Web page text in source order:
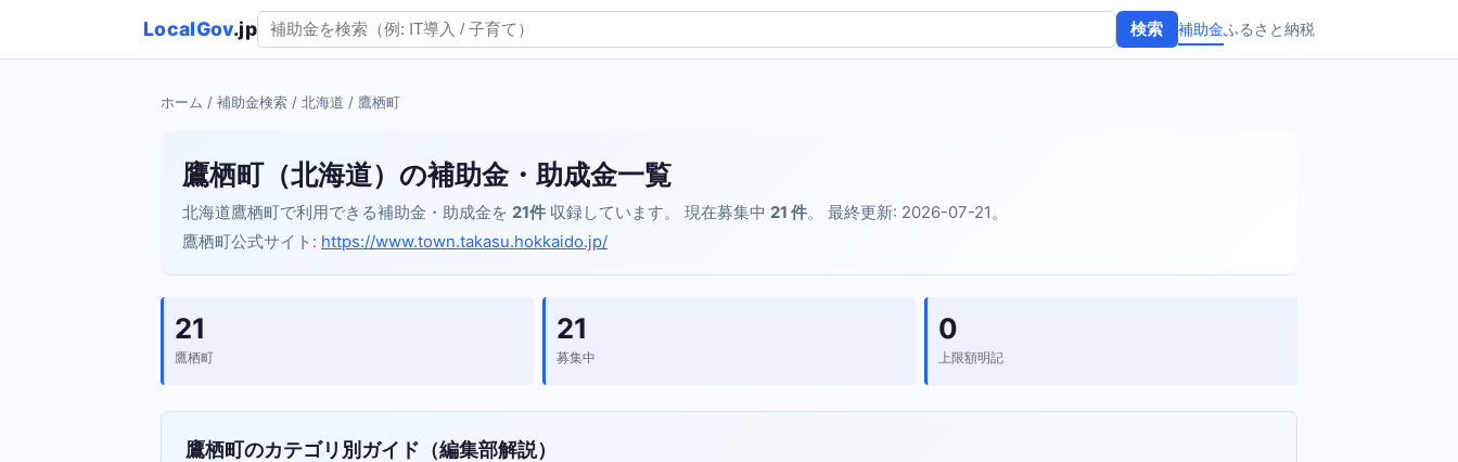
LocalGov.jp 検索 補助金ふるさと納税
ホーム / 補助金検索 / 北海道 / 鷹栖町
鷹栖町（北海道）の補助金・助成金一覧
北海道鷹栖町で利用できる補助金・助成金を 21件 収録しています。 現在募集中 21 件。 最終更新: 2026-07-21。
鷹栖町公式サイト: https://www.town.takasu.hokkaido.jp/
21
鷹栖町
21
募集中
0
上限額明記
鷹栖町のカテゴリ別ガイド（編集部解説）